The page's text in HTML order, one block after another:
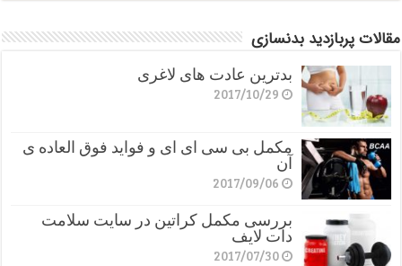
مقالات پربازدید بدنسازی
بدترین عادت های لاغری
2017/10/29
مکمل بی سی ای ای و فواید فوق العاده ی
آن
2017/09/06
بررسی مکمل کراتین در سایت سلامت
دات لایف
2017/07/30